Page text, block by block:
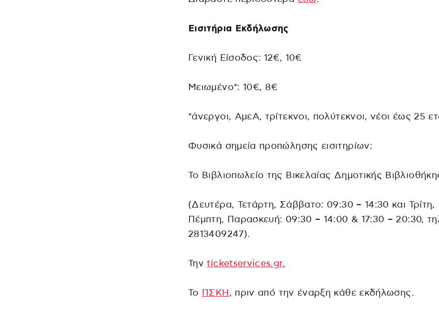
Εισιτήρια Εκδήλωσης
Γενική Είσοδος: 12€, 10€
Μειωμένο*: 10€, 8€
*άνεργοι, ΑμεΑ, τρίτεκνοι, πολύτεκνοι, νέοι έως 25
Φυσικά σημεία προπώλησης εισιτηρίων:
Το Βιβλιοπωλείο της Βικελαίας Δημοτικής
(Δευτέρα, Τετάρτη, Σάββατο: 09:30 – 14:30 και Τρίτη,
Πέμπτη, Παρασκευή: 09:30 – 14:00 & 17:30 – 20:30,
2813409247).
Τηνticketservices.gr.
Το ΠΣΚΗ , πριν από την έναρξη κάθε εκδήλωσης.